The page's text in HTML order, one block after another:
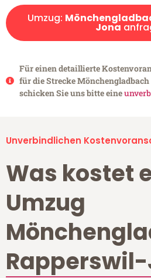
Umzug:
Jona
Für einen detaillierte
für die Strecke
schicken Sie uns bitte eine
Unverbindlichen
Was kostet
Umzug